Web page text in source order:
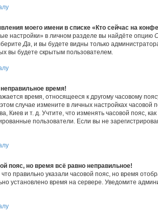
моего имени в списке «Кто сейчас на
настройки» в личном разделе вы найдёте опцию
Да , и вы будете видны только
вы будете скрытым пользователем.
время!
время, относящееся к другому часовому
случае измените в личных настройках часовой
Киев и т. д. Учтите, что изменять часовой пояс,
пользователи. Если вы не
пояс, но время всё равно неправильное!
правильно указали часовой пояс, но время
установлено время на сервере. Уведомите